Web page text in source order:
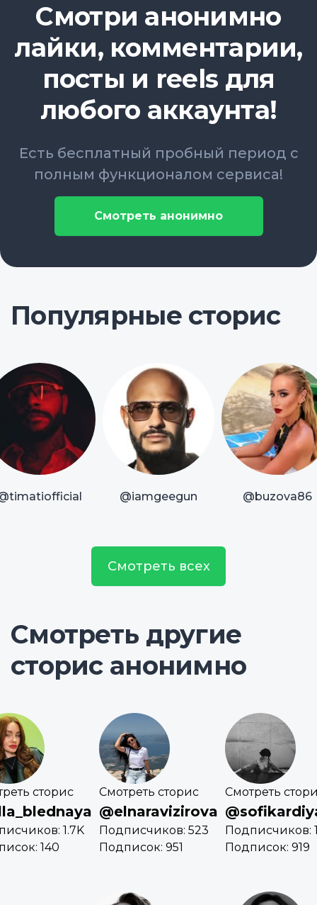
Смотри анонимно
лайки, комментарии,
посты и reels для
любого аккаунта!
Есть бесплатный пробный период с
полным функционалом сервиса!
Смотреть анонимно
Популярные сторис
@iamgeegun @buzova86
Смотреть всех
Смотреть другие
сторис анонимно
сторис
1.7K
140
Смотреть сторис
@elnaravizirova
Подписчиков: 523
Подписок: 951
Смотреть
Подписчиков:
Подписок: 919